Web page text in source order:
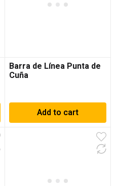
Barra de Línea Punta de
Cuña
Add to cart